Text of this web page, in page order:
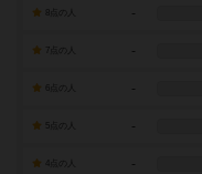
-
7点の人 -
-
-
-